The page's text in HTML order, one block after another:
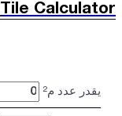
Tile Calculator
يقدر عدد م²